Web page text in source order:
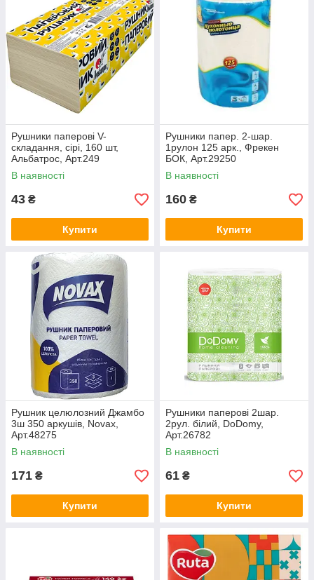
Рушники паперові V-
cкладання, сірі, 160 шт,
Альбатрос, Арт.249
В наявності
43 ₴
Купити
Рушники папер. 2-шар.
1рулон 125 арк., Фрекен
БОК, Арт.29250
В наявності
160 ₴
Купити
Рушник целюлозний Джамбо
3ш 350 аркушів, Novax,
Арт.48275
В наявності
171 ₴
Купити
Рушники паперові 2шар.
2рул. білий, DoDomy,
Арт.26782
В наявності
61 ₴
Купити